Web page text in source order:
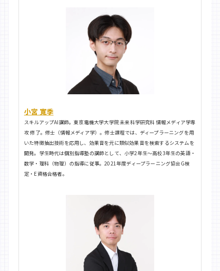
小宮 寛季
スキルアップAI講師。東京電機大学大学院 未来科学研究科 情報メディア学専
攻 修了。修士（情報メディア学）。修士課程では、ディープラーニングを用
いた特徴抽出技術を応用し、効果音を元に類似効果音を検索するシステムを
開発。学生時代は個別指導塾の講師として、小学2年生〜高校3年生の英語・
数学・理科（物理）の指導に従事。2021年度ディープラーニング協会G検
定・E資格合格者。